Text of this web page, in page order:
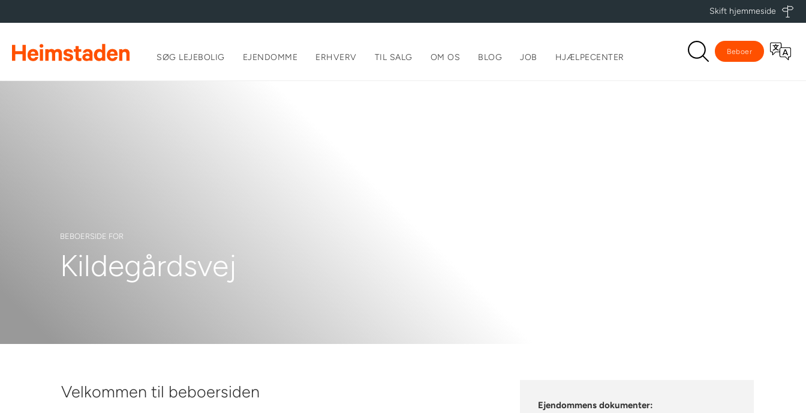
Skift hjemmeside
SØG LEJEBOLIG EJENDOMME ERHVERV TIL SALG OM OS BLOG JOB HJÆLPECENTER
Beboer
BEBOERSIDE FOR
Kildegårdsvej
Velkommen til beboersiden
Ejendommens dokumenter: